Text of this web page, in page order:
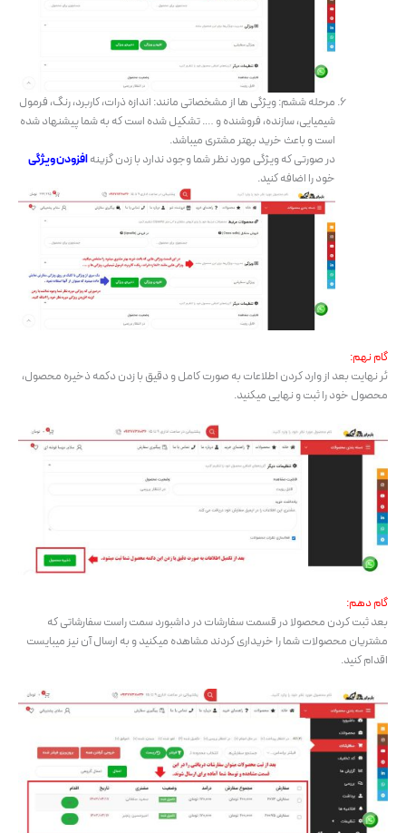
مرحله ششم: ویژگی ها از مشخصاتی مانند: اندازه ذرات، کاربرد، رنگ، فرمول
شیمیایی، سازنده، فروشنده و …. تشکیل شده است که به شما پیشنهاد شده
است و باعث خرید بهتر مشتری میباشد.
در صورتی که ویژگی مورد نظر شما وجود ندارد با زدن گزینهافزودن ویژگی
خود را اضافه کنید.
گام نهم:
ئر نهایت بعد از وارد کردن اطلاعات به صورت کامل و دقیق با زدن دکمه ذخیره محصول،
محصول خود را ثبت و نهایی میکنید.
گام دهم:
بعد ثبت کردن محصولا در قسمت سفارشات در داشبورد سمت راست سفارشاتی که
مشتریان محصولات شما را خریداری کردند مشاهده میکنید و به ارسال آن نیز میبایست
اقدام کنید.